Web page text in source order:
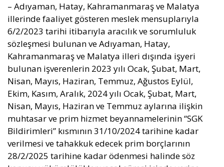
– Adıyaman, Hatay, Kahramanmaraş ve Malatya
illerinde faaliyet gösteren meslek mensuplarıyla
6/2/2023 tarihi itibarıyla aracılık ve sorumluluk
sözleşmesi bulunan ve Adıyaman, Hatay,
Kahramanmaraş ve Malatya illeri dışında işyeri
bulunan işverenlerin 2023 yılı Ocak, Şubat, Mart,
Nisan, Mayıs, Haziran, Temmuz, Ağustos Eylül,
Ekim, Kasım, Aralık, 2024 yılı Ocak, Şubat, Mart,
Nisan, Mayıs, Haziran ve Temmuz aylarına ilişkin
muhtasar ve prim hizmet beyannamelerinin “SGK
Bildirimleri” kısmının 31/10/2024 tarihine kadar
verilmesi ve tahakkuk edecek prim borçlarının
28/2/2025 tarihine kadar ödenmesi halinde söz